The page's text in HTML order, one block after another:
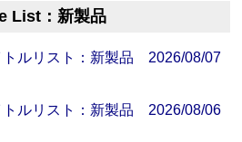
List：新製品
トルリスト：新製品 2026/08/07
トルリスト：新製品 2026/08/06